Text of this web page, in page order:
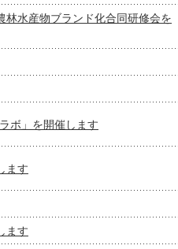
林水産物ブランド化合同研修会を
ボ」を開催します
ます
ます